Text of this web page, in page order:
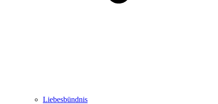
Liebesbündnis